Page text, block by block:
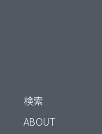
検索
ABOUT